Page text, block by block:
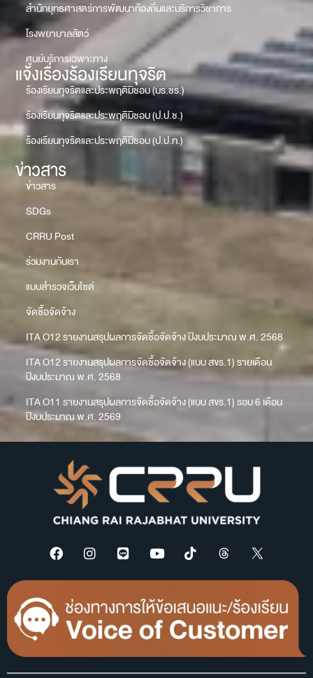
สำนักยุทธศาสตร์การพัฒนาท้องถิ่นและบริการวิชาการ
โรงพยาบาลสัตว์
ศูนย์บริการเฉพาะทาง
แจ้งเรื่องร้องเรียนทุจริต
ร้องเรียนทุจริตและประพฤติมิชอบ (มร.ชร.)
ร้องเรียนทุจริตและประพฤติมิชอบ (ป.ป.ช.)
ร้องเรียนทุจริตและประพฤติมิชอบ (ป.ป.ท.)
ข่าวสาร
ข่าวสาร
SDGs
CRRU Post
ร่วมงานกับเรา
แบบสำรวจเว็บไซต์
จัดซื้อจัดจ้าง
ITA O12 รายงานสรุปผลการจัดซื้อจัดจ้าง ปีงบประมาณ พ.ศ. 2568
ITA O12 รายงานสรุปผลการจัดซื้อจัดจ้าง (แบบ สขร.1) รายเดือน
ปีงบประมาณ พ.ศ. 2568
ITA O11 รายงานสรุปผลการจัดซื้อจัดจ้าง (แบบ สขร.1) รอบ 6 เดือน
ปีงบประมาณ พ.ศ. 2569